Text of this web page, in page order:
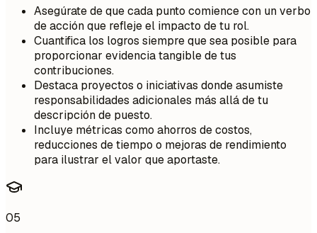
Asegúrate de que cada punto comience con un verbo
de acción que refleje el impacto de tu rol.
Cuantifica los logros siempre que sea posible para
proporcionar evidencia tangible de tus
contribuciones.
Destaca proyectos o iniciativas donde asumiste
responsabilidades adicionales más allá de tu
descripción de puesto.
Incluye métricas como ahorros de costos,
reducciones de tiempo o mejoras de rendimiento
para ilustrar el valor que aportaste.
05